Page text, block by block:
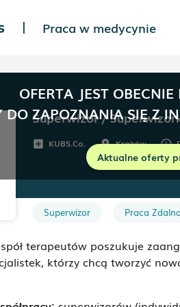
| Praca w medycynie
OFERTA JEST
DO ZAPOZNANIA SIĘ Z
Aktualne oferty
Superwizor /
add_box KUBS.Co. room Kraków schedule
Superwizor Praca Zdalna
terapeutów poszukuje
którzy chcą tworzyć